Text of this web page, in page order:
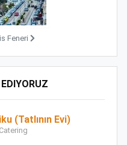
Feneri
(Tatlının Evi)